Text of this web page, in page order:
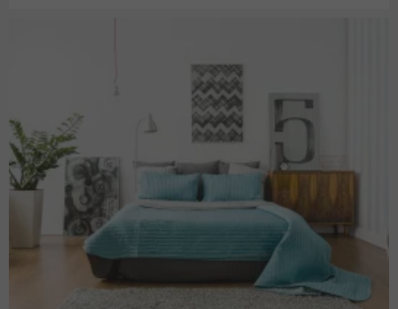
MISAKO
TEA SHOP
100 MONTADITOS